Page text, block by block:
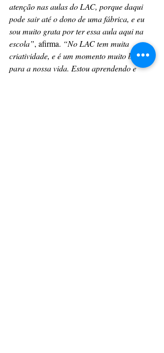
atenção nas aulas do LAC, porque daqui
pode sair até o dono de uma fábrica, e eu
sou muito grata por ter essa aula aqui na
escola”, afirma. “No LAC tem muita
criatividade, e é um momento muito bom
para a nossa vida. Estou aprendendo e